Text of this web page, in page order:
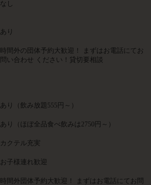
なし
あり
時間外の団体予約大歓迎！ まずはお電話にてお
問い合わせ ください！貸切要相談
あり（飲み放題555円～）
あり（ほぼ全品食べ飲みは2750円～）
カクテル充実
お子様連れ歓迎
時間外団体予約大歓迎！ まずはお電話にてお問